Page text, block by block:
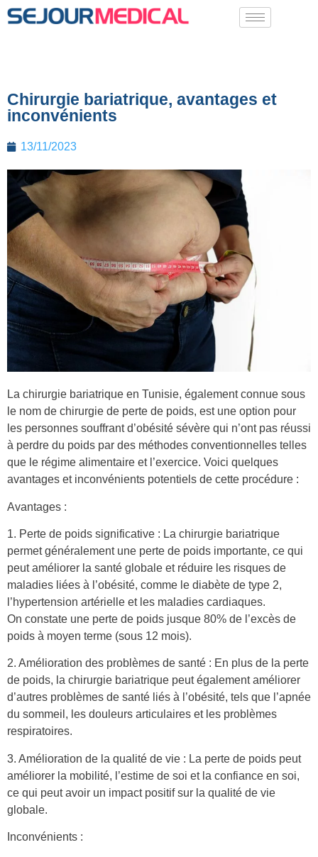
Chirurgie bariatrique, avantages et
inconvénients
13/11/2023
La chirurgie bariatrique en Tunisie, également connue sous
le nom de chirurgie de perte de poids, est une option pour
les personnes souffrant d’obésité sévère qui n’ont pas réussi
à perdre du poids par des méthodes conventionnelles telles
que le régime alimentaire et l’exercice. Voici quelques
avantages et inconvénients potentiels de cette procédure :
Avantages :
1. Perte de poids significative : La chirurgie bariatrique
permet généralement une perte de poids importante, ce qui
peut améliorer la santé globale et réduire les risques de
maladies liées à l’obésité, comme le diabète de type 2,
l’hypertension artérielle et les maladies cardiaques.
On constate une perte de poids jusque 80% de l’excès de
poids à moyen terme (sous 12 mois).
2. Amélioration des problèmes de santé : En plus de la perte
de poids, la chirurgie bariatrique peut également améliorer
d’autres problèmes de santé liés à l’obésité, tels que l’apnée
du sommeil, les douleurs articulaires et les problèmes
respiratoires.
3. Amélioration de la qualité de vie : La perte de poids peut
améliorer la mobilité, l’estime de soi et la confiance en soi,
ce qui peut avoir un impact positif sur la qualité de vie
globale.
Inconvénients :